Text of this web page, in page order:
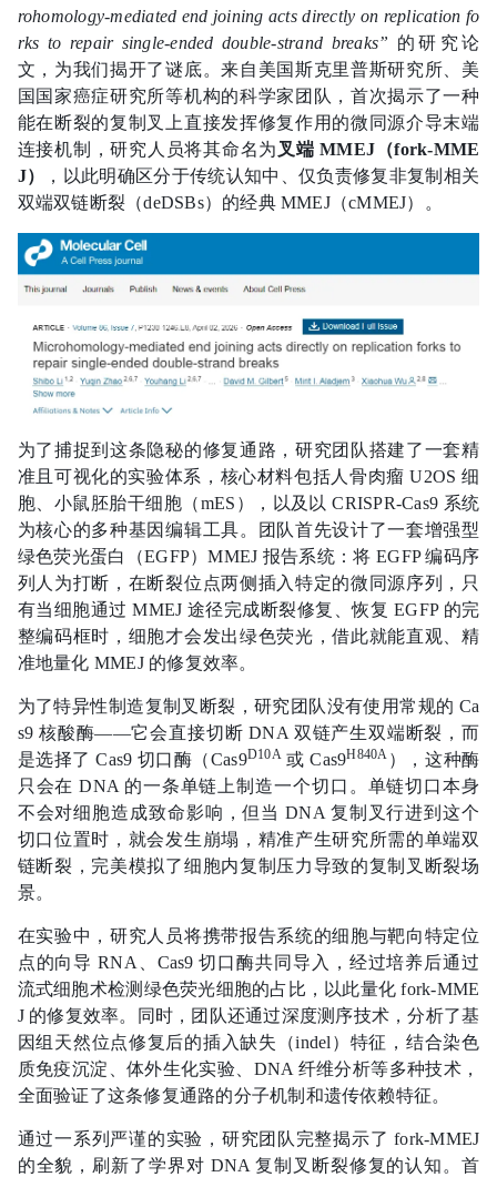
rohomology-mediated end joining acts directly on replication fo
rks to repair single-ended double-strand breaks” 的研究论
文，为我们揭开了谜底。来自美国斯克里普斯研究所、美
国国家癌症研究所等机构的科学家团队，首次揭示了一种
能在断裂的复制叉上直接发挥修复作用的微同源介导末端
连接机制，研究人员将其命名为 叉端 MMEJ（fork-MME
J）
，以此明确区分于传统认知中、仅负责修复非复制相关
双端双链断裂（deDSBs）的经典 MMEJ（cMMEJ）。
为了捕捉到这条隐秘的修复通路，研究团队搭建了一套精
准且可视化的实验体系，核心材料包括人骨肉瘤 U2OS 细
胞、小鼠胚胎干细胞（mES），以及以 CRISPR-Cas9 系统
为核心的多种基因编辑工具。团队首先设计了一套增强型
绿色荧光蛋白（EGFP）MMEJ 报告系统：将 EGFP 编码序
列人为打断，在断裂位点两侧插入特定的微同源序列，只
有当细胞通过 MMEJ 途径完成断裂修复、恢复 EGFP 的完
整编码框时，细胞才会发出绿色荧光，借此就能直观、精
准地量化 MMEJ 的修复效率。
为了特异性制造复制叉断裂，研究团队没有使用常规的 Ca
s9 核酸酶——它会直接切断 DNA 双链产生双端断裂，而
是选择了 Cas9 切口酶（Cas9D10A或 Cas9H840A ），这种酶
只会在 DNA 的一条单链上制造一个切口。单链切口本身
不会对细胞造成致命影响，但当 DNA 复制叉行进到这个
切口位置时，就会发生崩塌，精准产生研究所需的单端双
链断裂，完美模拟了细胞内复制压力导致的复制叉断裂场
景。
在实验中，研究人员将携带报告系统的细胞与靶向特定位
点的向导 RNA、Cas9 切口酶共同导入，经过培养后通过
流式细胞术检测绿色荧光细胞的占比，以此量化 fork-MME
J 的修复效率。同时，团队还通过深度测序技术，分析了基
因组天然位点修复后的插入缺失（indel）特征，结合染色
质免疫沉淀、体外生化实验、DNA 纤维分析等多种技术，
全面验证了这条修复通路的分子机制和遗传依赖特征。
通过一系列严谨的实验，研究团队完整揭示了 fork-MMEJ
的全貌，刷新了学界对 DNA 复制叉断裂修复的认知。首